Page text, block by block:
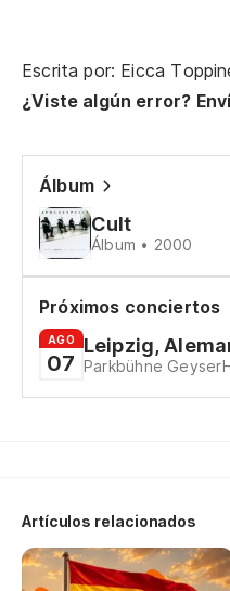
Escrita por: Eicca
¿Viste algún error?
Álbum
Cult
Álbum • 2000
Próximos conciertos
AGO
07
Leipzig,
Parkbühne
Artículos relacionados